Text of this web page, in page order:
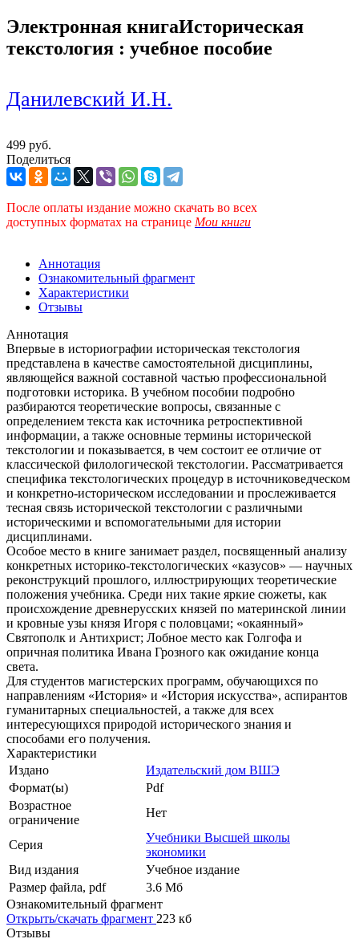
Электронная книгаИсторическая
текстология : учебное пособие
Данилевский И.Н.
499 руб.
Поделиться
После оплаты издание можно скачать во всех
доступных форматах на странице Мои книги
Аннотация
Ознакомительный фрагмент
Характеристики
Отзывы
Аннотация
Впервые в историографии историческая текстология
представлена в качестве самостоятельной дисциплины,
являющейся важной составной частью профессиональной
подготовки историка. В учебном пособии подробно
разбираются теоретические вопросы, связанные с
определением текста как источника ретроспективной
информации, а также основные термины исторической
текстологии и показывается, в чем состоит ее отличие от
классической филологической текстологии. Рассматривается
специфика текстологических процедур в источниковедческом
и конкретно-историческом исследовании и прослеживается
тесная связь исторической текстологии с различными
историческими и вспомогательными для истории
дисциплинами.
Особое место в книге занимает раздел, посвященный анализу
конкретных историко-текстологических «казусов» — научных
реконструкций прошлого, иллюстрирующих теоретические
положения учебника. Среди них такие яркие сюжеты, как
происхождение древнерусских князей по материнской линии
и кровные узы князя Игоря с половцами; «окаянный»
Святополк и Антихрист; Лобное место как Голгофа и
опричная политика Ивана Грозного как ожидание конца
света.
Для студентов магистерских программ, обучающихся по
направлениям «История» и «История искусства», аспирантов
гуманитарных специальностей, а также для всех
интересующихся природой исторического знания и
способами его получения.
Характеристики
Издано
Издательский дом ВШЭ
Формат(ы)
Pdf
Возрастное
ограничение
Нет
Серия
Учебники Высшей школы
экономики
Вид издания
Учебное издание
Размер файла, pdf
3.6 Mб
Ознакомительный фрагмент
Открыть/скачать фрагмент 223 кб
Отзывы